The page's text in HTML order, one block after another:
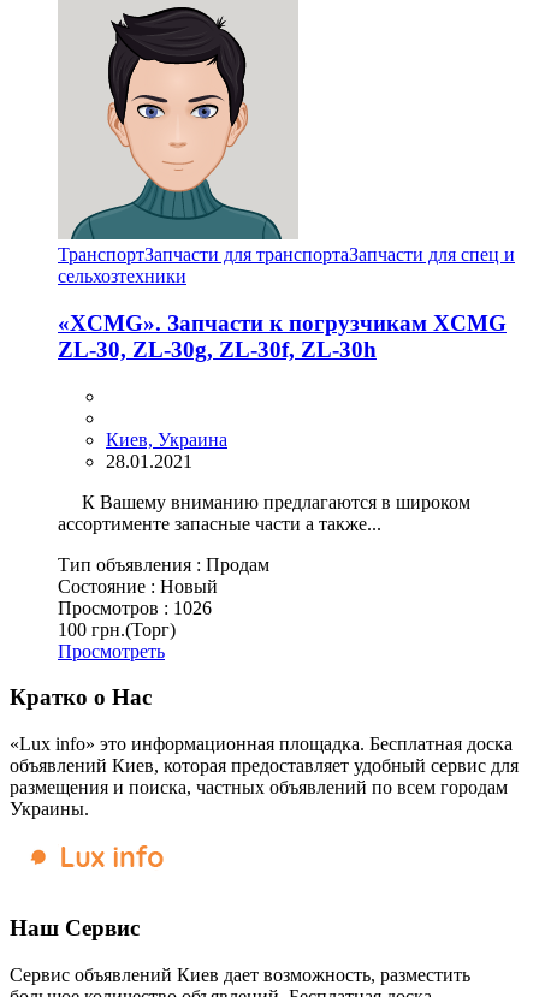
ТранспортЗапчасти для транспортаЗапчасти для спец и
сельхозтехники
«XCMG». Запчасти к погрузчикам XCMG
ZL-30, ZL-30g, ZL-30f, ZL-30h
Киев, Украина
28.01.2021
К Вашему вниманию предлагаются в широком
ассортименте запасные части а также...
Тип объявления : Продам
Состояние : Новый
Просмотров : 1026
100 грн.(Торг)
Просмотреть
Кратко о Нас
«Lux info» это информационная площадка. Бесплатная доска
объявлений Киев, которая предоставляет удобный сервис для
размещения и поиска, частных объявлений по всем городам
Украины.
Наш Сервис
Сервис объявлений Киев дает возможность, разместить